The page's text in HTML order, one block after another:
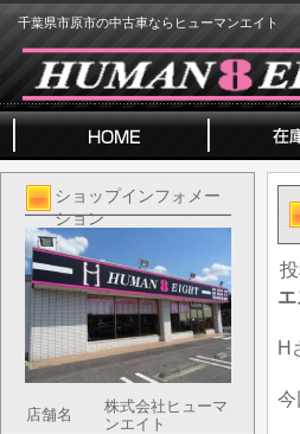
千葉県市原市の中古車ならヒューマンエイト
ショップインフォメー
ション
店舗名
株式会社ヒューマ
ンエイト
H
今